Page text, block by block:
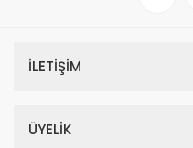
İLETİŞİM
ÜYELİK